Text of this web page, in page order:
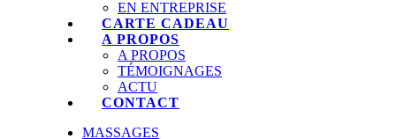
EN ENTREPRISE
CARTE CADEAU
A PROPOS
A PROPOS
TÉMOIGNAGES
ACTU
CONTACT
MASSAGES